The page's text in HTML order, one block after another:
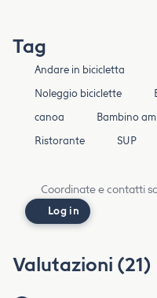
Tag
Andare in bicicletta
Noleggio biciclette
canoa
Bambino
Ristorante
SUP
Coordinate e contatti
Log in
Valutazioni (21)